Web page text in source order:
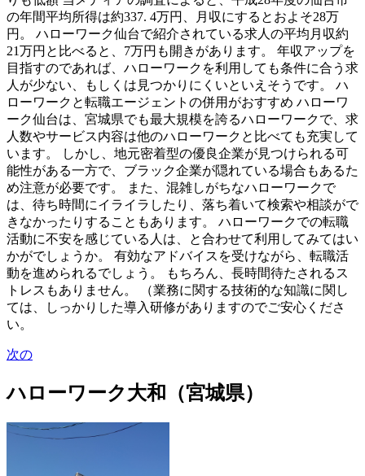
の年間平均所得は約337. 4万円、月収にするとおよそ28万
円。 ハローワーク仙台で紹介されている求人の平均月収約
21万円と比べると、7万円も開きがあります。 年収アップを
目指すのであれば、ハローワークを利用しても条件に合う求
人が少ない、もしくは見つかりにくいといえそうです。 ハ
ローワークと転職エージェントの併用がおすすめ ハローワ
ーク仙台は、宮城県でも最大規模を誇るハローワークで、求
人数やサービス内容は他のハローワークと比べても充実して
います。 しかし、地元密着型の優良企業が見つけられる可
能性がある一方で、ブラック企業が隠れている場合もあるた
め注意が必要です。 また、混雑しがちなハローワークで
は、待ち時間にイライラしたり、落ち着いて検索や相談がで
きなかったりすることもあります。 ハローワークでの転職
活動に不安を感じている人は、と合わせて利用してみてはい
かがでしょうか。 有効なアドバイスを受けながら、転職活
動を進められるでしょう。 もちろん、長時間待たされるス
トレスもありません。 （業務に関する技術的な知識に関し
ては、しっかりした導入研修がありますのでご安心くださ
い。
次の
ハローワーク大和（宮城県）